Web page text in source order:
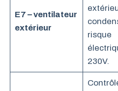
E7 – ventilateur
extérieur
risque
230V.